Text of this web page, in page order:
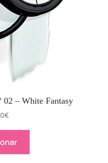
02 – White Fantasy
€